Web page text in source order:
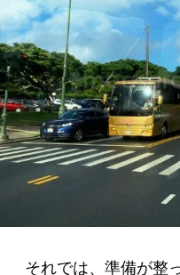
それでは、準備が整